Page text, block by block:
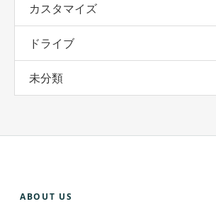
カスタマイズ
ドライブ
未分類
ABOUT US